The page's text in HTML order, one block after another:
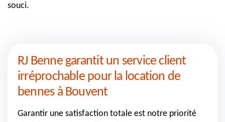
souci.
RJ Benne garantit un service client
irréprochable pour la location de
bennes à Bouvent
Garantir une satisfaction totale est notre priorité